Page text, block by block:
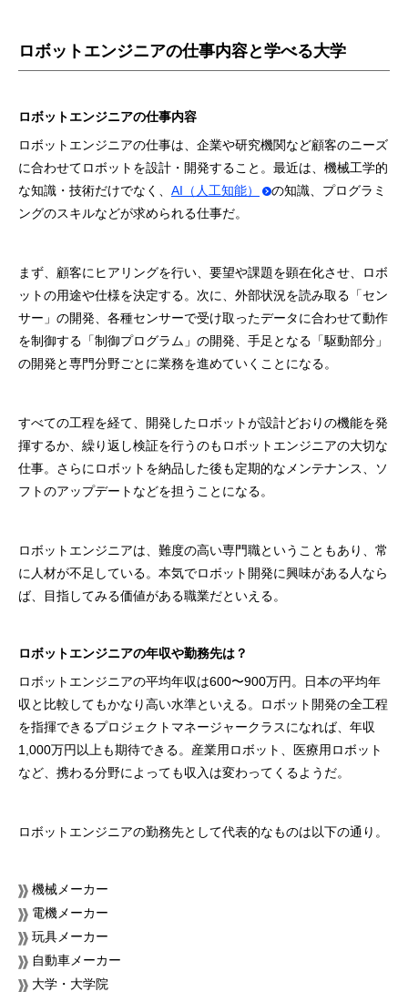
ロボットエンジニアの仕事内容と学べる大学
ロボットエンジニアの仕事内容
ロボットエンジニアの仕事は、企業や研究機関など顧客のニーズ
に合わせてロボットを設計・開発すること。最近は、機械工学的
な知識・技術だけでなく、 AI（人工知能）
の知識、プログラミ
ングのスキルなどが求められる仕事だ。
まず、顧客にヒアリングを行い、要望や課題を顕在化させ、ロボ
ットの用途や仕様を決定する。次に、外部状況を読み取る「セン
サー」の開発、各種センサーで受け取ったデータに合わせて動作
を制御する「制御プログラム」の開発、手足となる「駆動部分」
の開発と専門分野ごとに業務を進めていくことになる。
すべての工程を経て、開発したロボットが設計どおりの機能を発
揮するか、繰り返し検証を行うのもロボットエンジニアの大切な
仕事。さらにロボットを納品した後も定期的なメンテナンス、ソ
フトのアップデートなどを担うことになる。
ロボットエンジニアは、難度の高い専門職ということもあり、常
に人材が不足している。本気でロボット開発に興味がある人なら
ば、目指してみる価値がある職業だといえる。
ロボットエンジニアの年収や勤務先は？
ロボットエンジニアの平均年収は600〜900万円。日本の平均年
収と比較してもかなり高い水準といえる。ロボット開発の全工程
を指揮できるプロジェクトマネージャークラスになれば、年収
1,000万円以上も期待できる。産業用ロボット、医療用ロボット
など、携わる分野によっても収入は変わってくるようだ。
ロボットエンジニアの勤務先として代表的なものは以下の通り。
機械メーカー
電機メーカー
玩具メーカー
自動車メーカー
大学・大学院